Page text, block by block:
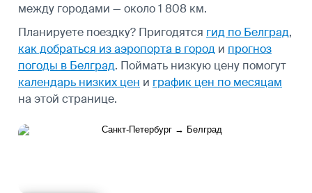
между городами — около 1 808 км.
Планируете поездку? Пригодятся гид по Белград,
как добраться из аэропорта в город и прогноз
погоды в Белград. Поймать низкую цену помогут
календарь низких цен и график цен по месяцам
на этой странице.